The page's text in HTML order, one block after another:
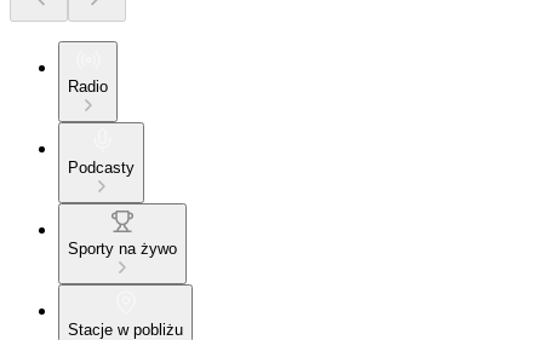
Radio
Podcasty
Sporty na żywo
Stacje w pobliżu